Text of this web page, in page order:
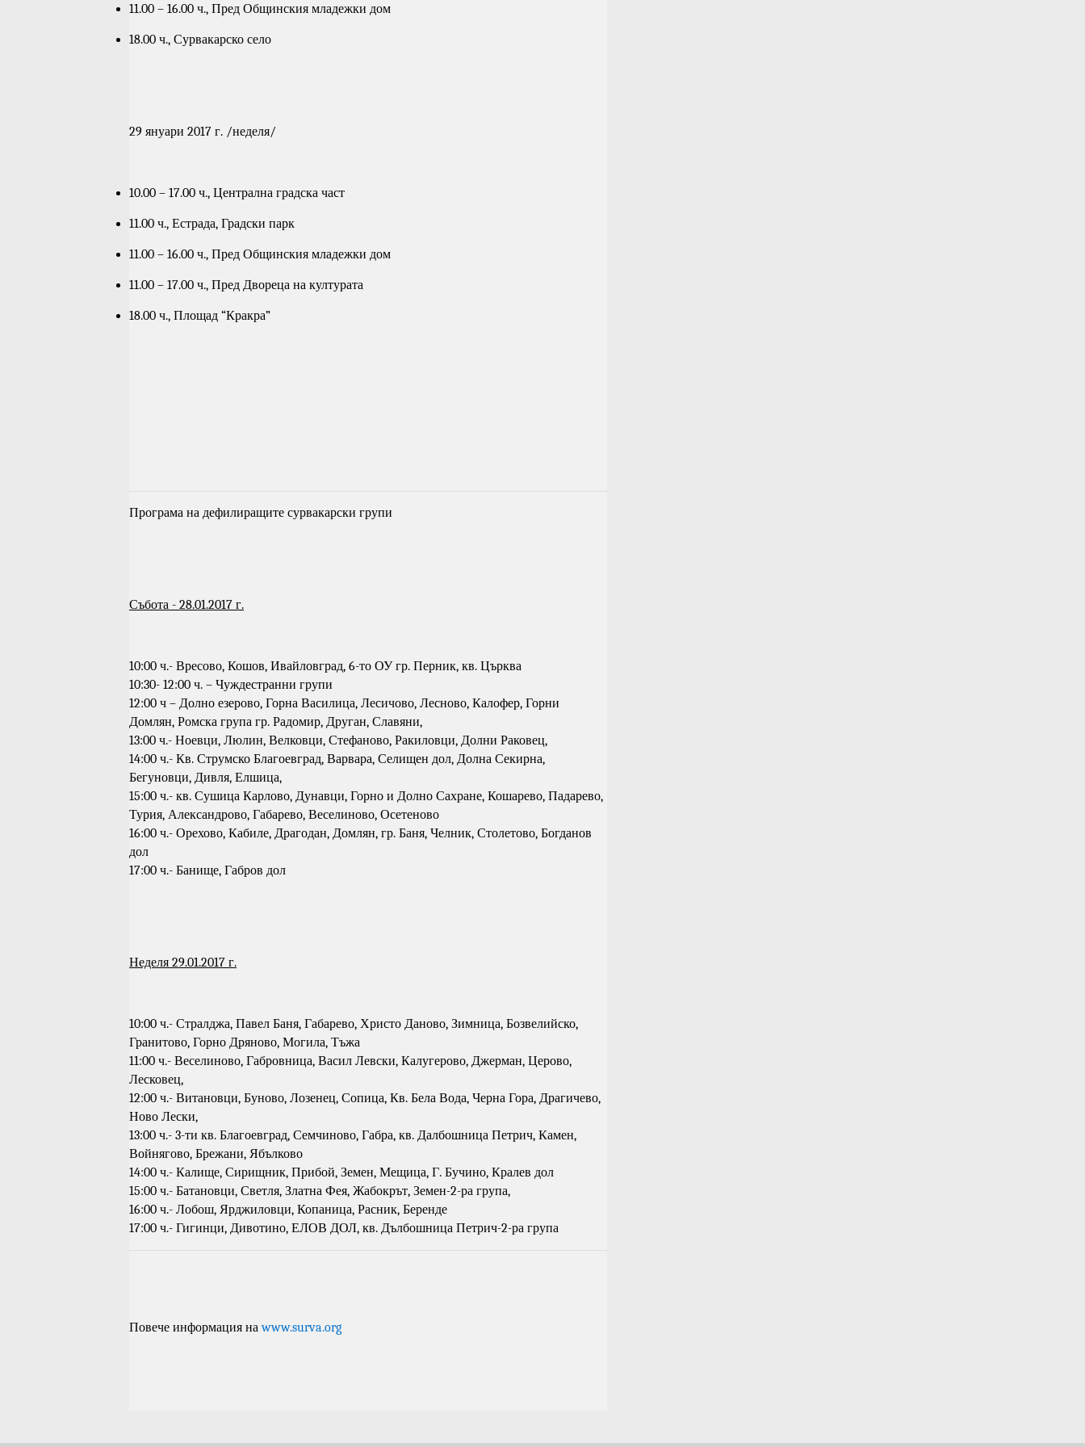
11.00 – 16.00 ч., Пред Общинския младежки дом
18.00 ч., Сурвакарско село
29 януари 2017 г. /неделя/
10.00 – 17.00 ч., Централна градска част
11.00 ч., Естрада, Градски парк
11.00 – 16.00 ч., Пред Общинския младежки дом
11.00 – 17.00 ч., Пред Двореца на културата
18.00 ч., Площад “Кракра”
Програма на дефилиращите сурвакарски групи
Събота - 28.01.2017 г.
10:00 ч.- Вресово, Кошов, Ивайловград, 6-то ОУ гр. Перник, кв. Църква
10:30- 12:00 ч. – Чуждестранни групи
12:00 ч – Долно езерово, Горна Василица, Лесичово, Лесново, Калофер, Горни
Домлян, Ромска група гр. Радомир, Друган, Славяни,
13:00 ч.- Ноевци, Люлин, Велковци, Стефаново, Ракиловци, Долни Раковец,
14:00 ч.- Кв. Струмско Благоевград, Варвара, Селищен дол, Долна Секирна,
Бегуновци, Дивля, Елшица,
15:00 ч.- кв. Сушица Карлово, Дунавци, Горно и Долно Сахране, Кошарево, Падарево,
Турия, Александрово, Габарево, Веселиново, Осетеново
16:00 ч.- Орехово, Кабиле, Драгодан, Домлян, гр. Баня, Челник, Столетово, Богданов
дол
17:00 ч.- Банище, Габров дол
Неделя 29.01.2017 г.
10:00 ч.- Стралджа, Павел Баня, Габарево, Христо Даново, Зимница, Бозвелийско,
Гранитово, Горно Дряново, Могила, Тъжа
11:00 ч.- Веселиново, Габровница, Васил Левски, Калугерово, Джерман, Церово,
Лесковец,
12:00 ч.- Витановци, Буново, Лозенец, Сопица, Кв. Бела Вода, Черна Гора, Драгичево,
Ново Лески,
13:00 ч.- 3-ти кв. Благоевград, Семчиново, Габра, кв. Далбошница Петрич, Камен,
Войнягово, Брежани, Ябълково
14:00 ч.- Калище, Сирищник, Прибой, Земен, Мещица, Г. Бучино, Кралев дол
15:00 ч.- Батановци, Светля, Златна Фея, Жабокрът, Земен-2-ра група,
16:00 ч.- Лобош, Ярджиловци, Копаница, Расник, Беренде
17:00 ч.- Гигинци, Дивотино, ЕЛОВ ДОЛ, кв. Дълбошница Петрич-2-ра група
Повече информация наwww.surva.org